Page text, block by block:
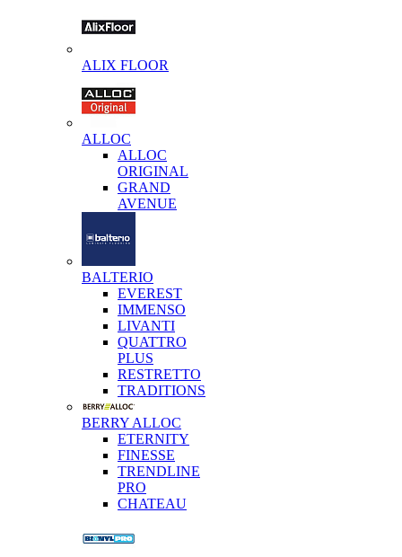
ALIX FLOOR
ALLOC
ALLOC
ORIGINAL
GRAND
AVENUE
BALTERIO
EVEREST
IMMENSO
LIVANTI
QUATTRO
PLUS
RESTRETTO
TRADITIONS
BERRY ALLOC
ETERNITY
FINESSE
TRENDLINE
PRO
CHATEAU